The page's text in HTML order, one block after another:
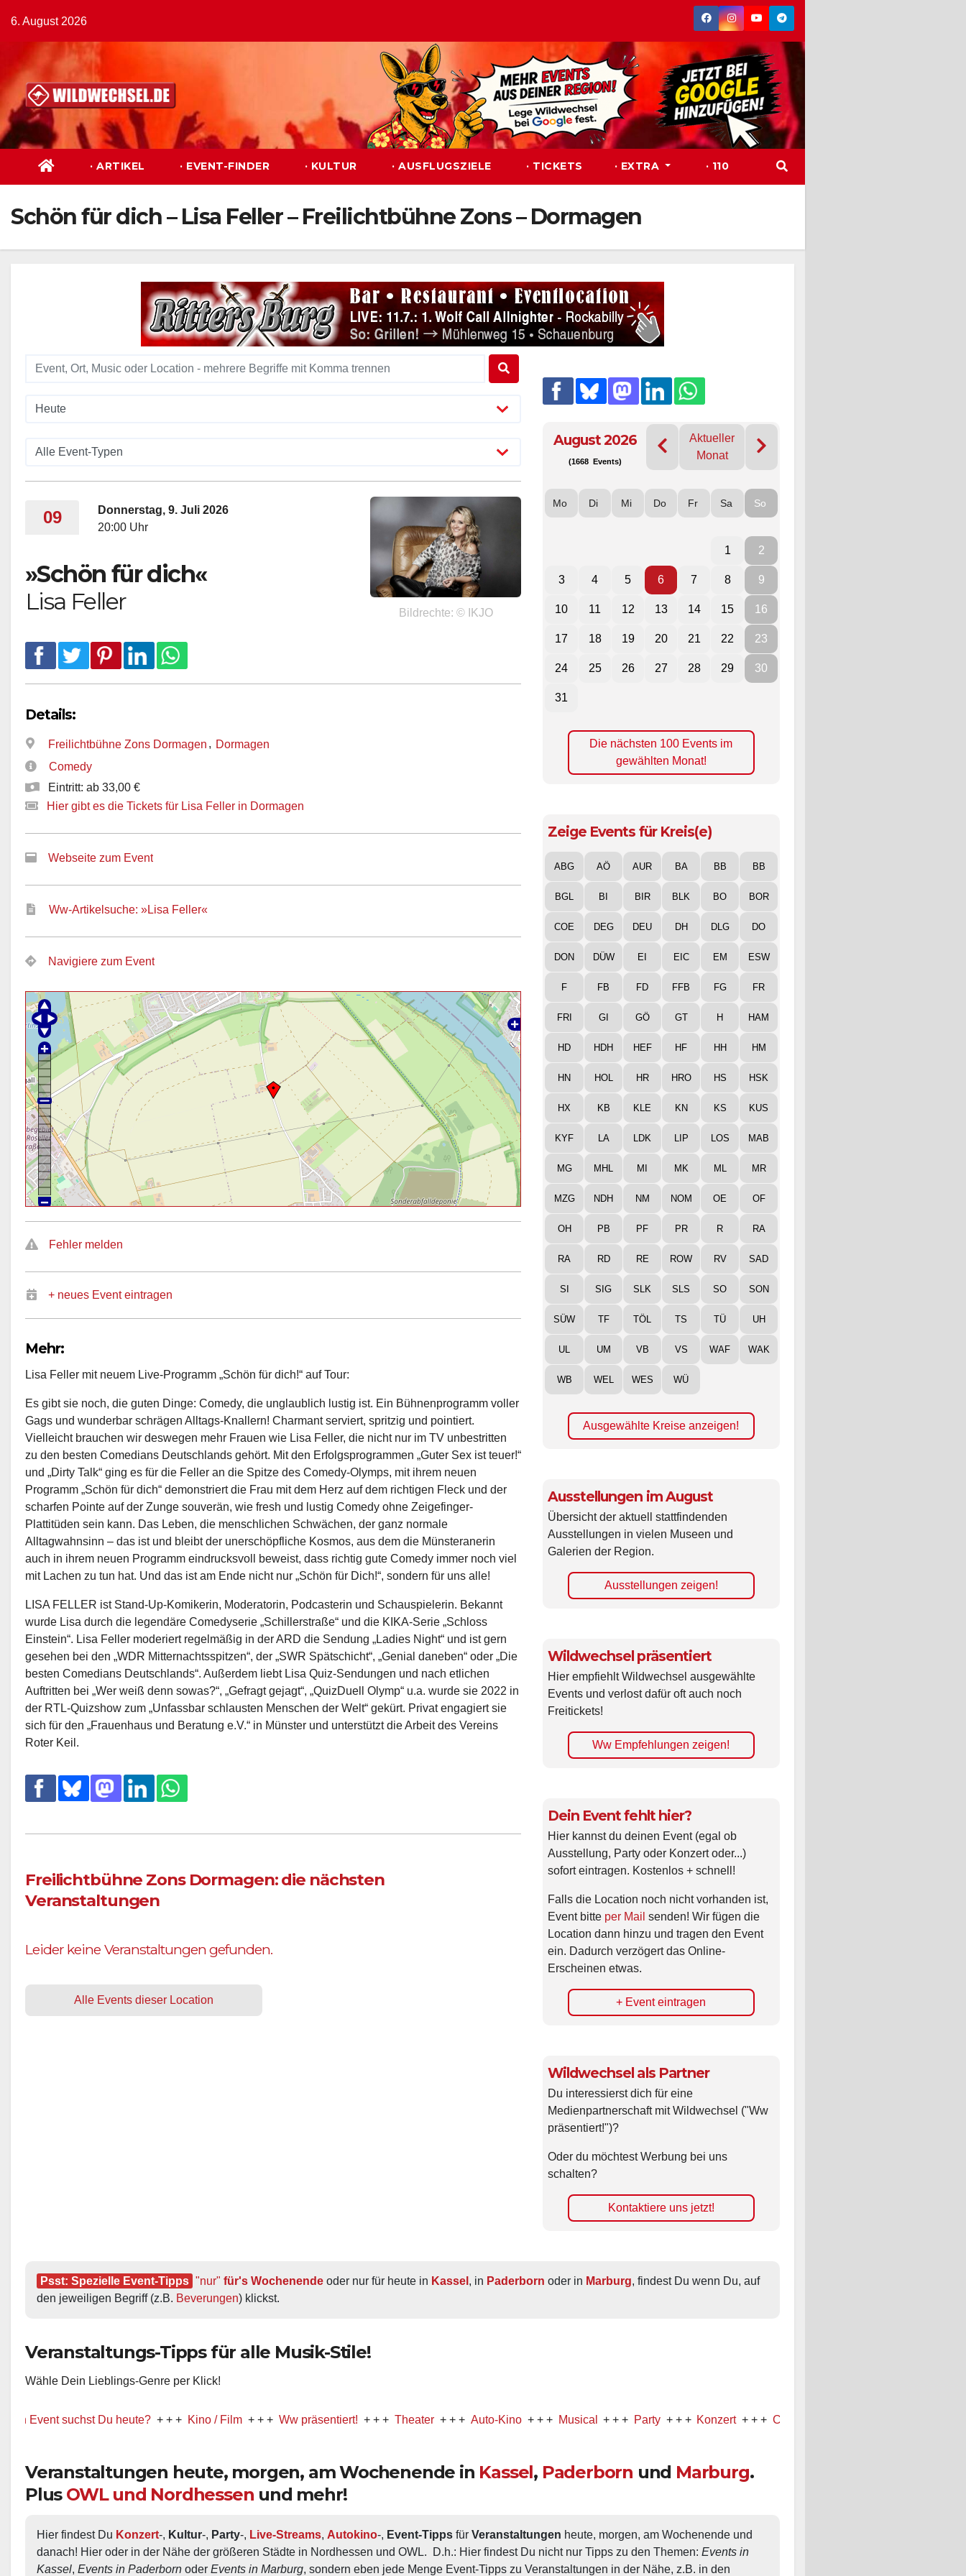
Inhalt
springen
6. August 2026
· ARTIKEL · EVENT-FINDER · KULTUR · AUSFLUGSZIELE · TICKETS · EXTRA · 110
Schön für dich – Lisa Feller – Freilichtbühne Zons – Dormagen
09
Donnerstag, 9. Juli 2026
20:00 Uhr
»Schön für dich«
Lisa Feller
Bildrechte: © IKJO
Details:
Freilichtbühne Zons Dormagen , Dormagen
Comedy
Eintritt: ab 33,00 €
Hier gibt es die Tickets für Lisa Feller in Dormagen
Webseite zum Event
Ww-Artikelsuche: »Lisa Feller«
Navigiere zum Event
Fehler melden
+ neues Event eintragen
Mehr:
Lisa Feller mit neuem Live-Programm „Schön für dich!“ auf Tour:
Es gibt sie noch, die guten Dinge: Comedy, die unglaublich lustig ist. Ein Bühnenprogramm voller
Gags und wunderbar schrägen Alltags-Knallern! Charmant serviert, spritzig und pointiert.
Vielleicht brauchen wir deswegen mehr Frauen wie Lisa Feller, die nicht nur im TV unbestritten
zu den besten Comedians Deutschlands gehört. Mit den Erfolgsprogrammen „Guter Sex ist teuer!“
und „Dirty Talk“ ging es für die Feller an die Spitze des Comedy-Olymps, mit ihrem neuen
Programm „Schön für dich“ demonstriert die Frau mit dem Herz auf dem richtigen Fleck und der
scharfen Pointe auf der Zunge souverän, wie fresh und lustig Comedy ohne Zeigefinger-
Plattitüden sein kann. Das Leben, die menschlichen Schwächen, der ganz normale
Alltagwahnsinn – das ist und bleibt der unerschöpfliche Kosmos, aus dem die Münsteranerin
auch in ihrem neuen Programm eindrucksvoll beweist, dass richtig gute Comedy immer noch viel
mit Lachen zu tun hat. Und das ist am Ende nicht nur „Schön für Dich!“, sondern für uns alle!
LISA FELLER ist Stand-Up-Komikerin, Moderatorin, Podcasterin und Schauspielerin. Bekannt
wurde Lisa durch die legendäre Comedyserie „Schillerstraße“ und die KIKA-Serie „Schloss
Einstein“. Lisa Feller moderiert regelmäßig in der ARD die Sendung „Ladies Night“ und ist gern
gesehen bei den „WDR Mitternachtsspitzen“, der „SWR Spätschicht“, „Genial daneben“ oder „Die
besten Comedians Deutschlands“. Außerdem liebt Lisa Quiz-Sendungen und nach etlichen
Auftritten bei „Wer weiß denn sowas?“, „Gefragt gejagt“, „QuizDuell Olymp“ u.a. wurde sie 2022 in
der RTL-Quizshow zum „Unfassbar schlausten Menschen der Welt“ gekürt. Privat engagiert sie
sich für den „Frauenhaus und Beratung e.V.“ in Münster und unterstützt die Arbeit des Vereins
Roter Keil.
Freilichtbühne Zons Dormagen: die nächsten
Veranstaltungen
Leider keine Veranstaltungen gefunden.
Alle Events dieser Location
August 2026
(1668 Events)
Aktueller
Monat
Mo Di Mi Do Fr Sa So
1 2
3 4 5 6 7 8 9
10 11 12 13 14 15 16
17 18 19 20 21 22 23
24 25 26 27 28 29 30
31
Die nächsten 100 Events im
gewählten Monat!
Zeige Events für Kreis(e)
ABG AÖ AUR BA BB BB
BGL BI BIR BLK BO BOR
COE DEG DEU DH DLG DO
DON DÜW EI EIC EM ESW
F FB FD FFB FG FR
FRI GI GÖ GT H HAM
HD HDH HEF HF HH HM
HN HOL HR HRO HS HSK
HX KB KLE KN KS KUS
KYF LA LDK LIP LOS MAB
MG MHL MI MK ML MR
MZG NDH NM NOM OE OF
OH PB PF PR R RA
RA RD RE ROW RV SAD
SI SIG SLK SLS SO SON
SÜW TF TÖL TS TÜ UH
UL UM VB VS WAF WAK
WB WEL WES WÜ
Ausgewählte Kreise anzeigen!
Ausstellungen im August
Übersicht der aktuell stattfindenden
Ausstellungen in vielen Museen und
Galerien der Region.
Ausstellungen zeigen!
Wildwechsel präsentiert
Hier empfiehlt Wildwechsel ausgewählte
Events und verlost dafür oft auch noch
Freitickets!
Ww Empfehlungen zeigen!
Dein Event fehlt hier?
Hier kannst du deinen Event (egal ob
Ausstellung, Party oder Konzert oder...)
sofort eintragen. Kostenlos + schnell!
Falls die Location noch nicht vorhanden ist,
Event bitte per Mail senden! Wir fügen die
Location dann hinzu und tragen den Event
ein. Dadurch verzögert das Online-
Erscheinen etwas.
+ Event eintragen
Wildwechsel als Partner
Du interessierst dich für eine
Medienpartnerschaft mit Wildwechsel ("Ww
präsentiert!")?
Oder du möchtest Werbung bei uns
schalten?
Kontaktiere uns jetzt!
Psst: Spezielle Event-Tipps "nur" für's Wochenende oder nur für heute in Kassel , in Paderborn oder in Marburg, findest Du wenn Du, auf
den jeweiligen Begriff (z.B. Beverungen) klickst.
Veranstaltungs-Tipps für alle Musik-Stile!
Wähle Dein Lieblings-Genre per Klick!
suchst Du heute? + + + Kino / Film + + + Ww präsentiert! + + + Theater + + + Auto-Kino + + + Musical + + + Party + + + Konzert + + + Comedy
Veranstaltungen heute, morgen, am Wochenende in Kassel, Paderborn und Marburg.
Plus OWL und Nordhessen und mehr!
Hier findest Du Konzert-, Kultur-, Party-, Live-Streams, Autokino-, Event-Tipps für Veranstaltungen heute, morgen, am Wochenende und
danach! Hier oder in der Nähe der größeren Städte in Nordhessen und OWL.  D.h.: Hier findest Du nicht nur Tipps zu den Themen: Events in
Kassel, Events in Paderborn oder Events in Marburg, sondern eben jede Menge Event-Tipps zu Veranstaltungen in der Nähe, z.B. in den